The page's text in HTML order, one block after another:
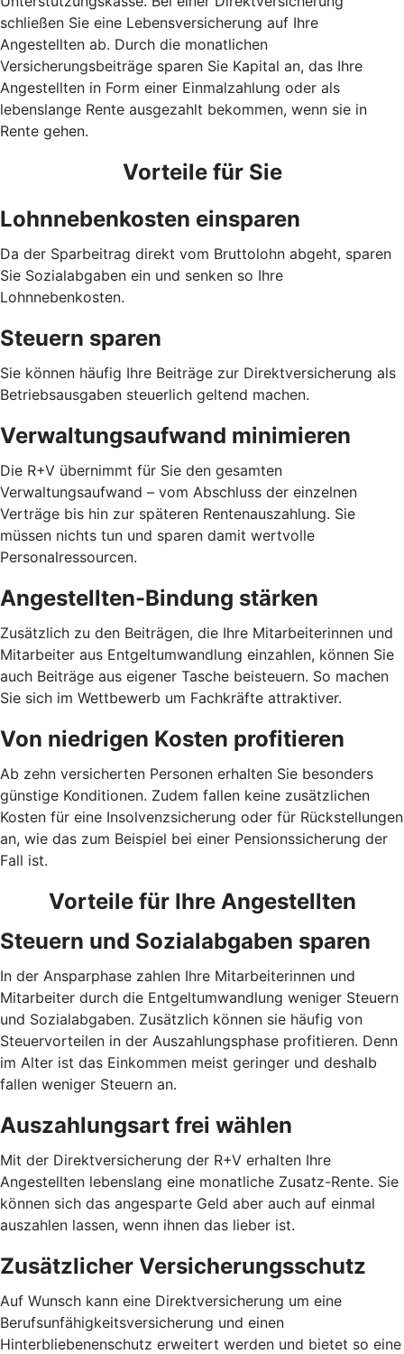
schließen Sie eine Lebensversicherung auf Ihre
Angestellten ab. Durch die monatlichen
Versicherungsbeiträge sparen Sie Kapital an, das Ihre
Angestellten in Form einer Einmalzahlung oder als
lebenslange Rente ausgezahlt bekommen, wenn sie in
Rente gehen.
Vorteile für Sie
Lohnnebenkosten einsparen
Da der Sparbeitrag direkt vom Bruttolohn abgeht, sparen
Sie Sozialabgaben ein und senken so Ihre
Lohnnebenkosten.
Steuern sparen
Sie können häufig Ihre Beiträge zur Direktversicherung als
Betriebsausgaben steuerlich geltend machen.
Verwaltungsaufwand minimieren
Die R+V übernimmt für Sie den gesamten
Verwaltungsaufwand – vom Abschluss der einzelnen
Verträge bis hin zur späteren Rentenauszahlung. Sie
müssen nichts tun und sparen damit wertvolle
Personalressourcen.
Angestellten-Bindung stärken
Zusätzlich zu den Beiträgen, die Ihre Mitarbeiterinnen und
Mitarbeiter aus Entgeltumwandlung einzahlen, können Sie
auch Beiträge aus eigener Tasche beisteuern. So machen
Sie sich im Wettbewerb um Fachkräfte attraktiver.
Von niedrigen Kosten profitieren
Ab zehn versicherten Personen erhalten Sie besonders
günstige Konditionen. Zudem fallen keine zusätzlichen
Kosten für eine Insolvenzsicherung oder für Rückstellungen
an, wie das zum Beispiel bei einer Pensionssicherung der
Fall ist.
Vorteile für Ihre Angestellten
Steuern und Sozialabgaben sparen
In der Ansparphase zahlen Ihre Mitarbeiterinnen und
Mitarbeiter durch die Entgeltumwandlung weniger Steuern
und Sozialabgaben. Zusätzlich können sie häufig von
Steuervorteilen in der Auszahlungsphase profitieren. Denn
im Alter ist das Einkommen meist geringer und deshalb
fallen weniger Steuern an.
Auszahlungsart frei wählen
Mit der Direktversicherung der R+V erhalten Ihre
Angestellten lebenslang eine monatliche Zusatz-Rente. Sie
können sich das angesparte Geld aber auch auf einmal
auszahlen lassen, wenn ihnen das lieber ist.
Zusätzlicher Versicherungsschutz
Auf Wunsch kann eine Direktversicherung um eine
Berufsunfähigkeitsversicherung und einen
Hinterbliebenenschutz erweitert werden und bietet so eine